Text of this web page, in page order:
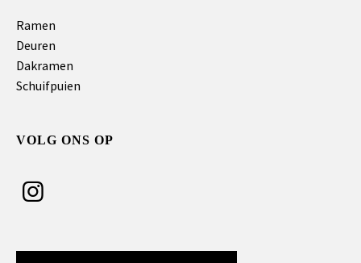
Ramen
Deuren
Dakramen
Schuifpuien
VOLG ONS OP